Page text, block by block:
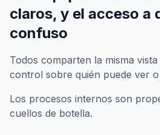
claros, y el acceso a
confuso
Todos comparten la misma
control sobre quién puede ver
Los procesos internos son
cuellos de botella.